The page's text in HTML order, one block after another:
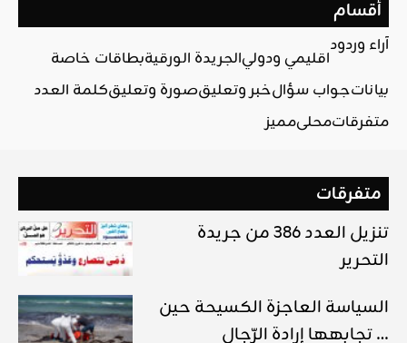
أقسام
آراء وردود
اقليمي ودوليالجريدة الورقيةبطاقات خاصة
بياناتجواب سؤالخبر وتعليقصورة وتعليقكلمة العدد
متفرقاتمحليمميز
متفرقات
تنزيل العدد 386 من جريدة
التحرير
السياسة العاجزة الكسيحة حين
تجابهها إرادة الرّجال …